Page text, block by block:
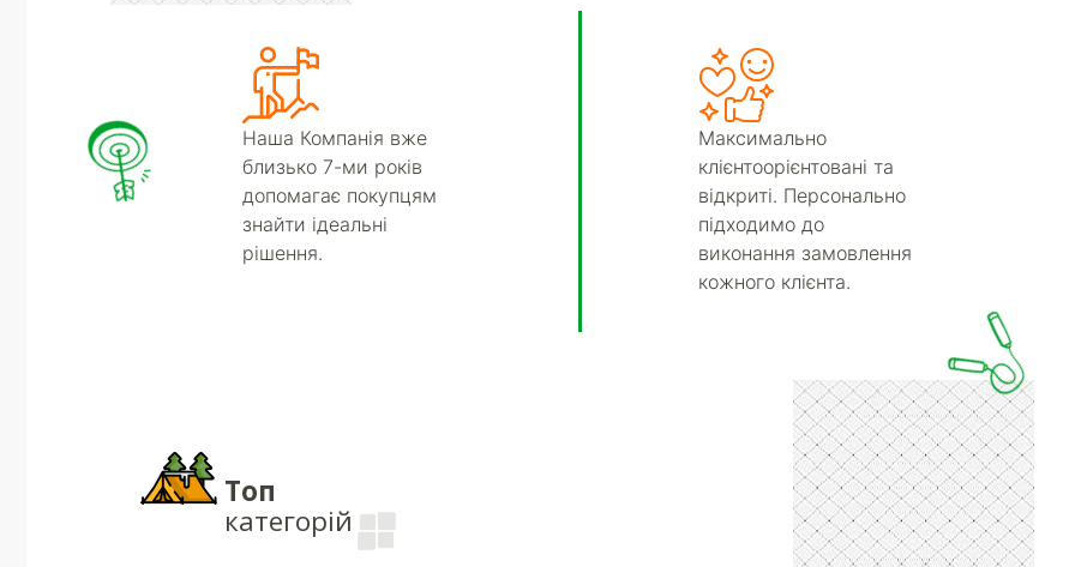
Наша Компанія вже
близько 7-ми років
допомагає покупцям
знайти ідеальні
рішення.
Максимально
клієнтоорієнтовані та
відкриті. Персонально
підходимо до
виконання замовлення
кожного клієнта.
Топ
категорій